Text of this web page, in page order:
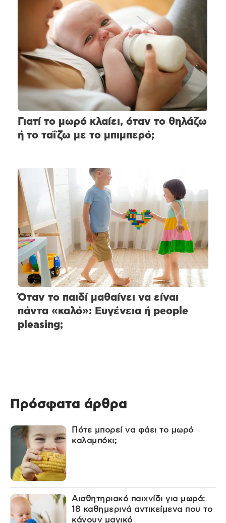
Γιατί το μωρό κλαίει, όταν το θηλάζω
ή το ταΐζω με το μπιμπερό;
Όταν το παιδί μαθαίνει να είναι
πάντα «καλό»: Ευγένεια ή people
pleasing;
Πρόσφατα άρθρα
Πότε μπορεί να φάει το μωρό
καλαμπόκι;
Αισθητηριακό παιχνίδι για μωρά:
18 καθημερινά αντικείμενα που το
κάνουν μαγικό